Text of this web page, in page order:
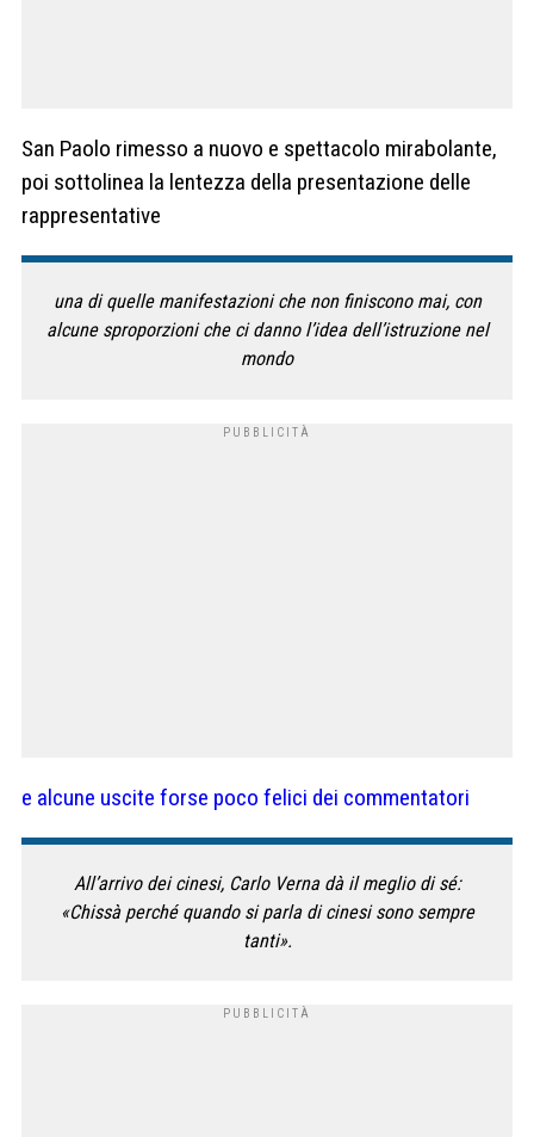
San Paolo rimesso a nuovo e spettacolo mirabolante,
poi sottolinea la lentezza della presentazione delle
rappresentative
una di quelle manifestazioni che non finiscono mai, con
alcune sproporzioni che ci danno l’idea dell’istruzione nel
mondo
e alcune uscite forse poco felici dei commentatori
All’arrivo dei cinesi, Carlo Verna dà il meglio di sé:
«Chissà perché quando si parla di cinesi sono sempre
tanti».